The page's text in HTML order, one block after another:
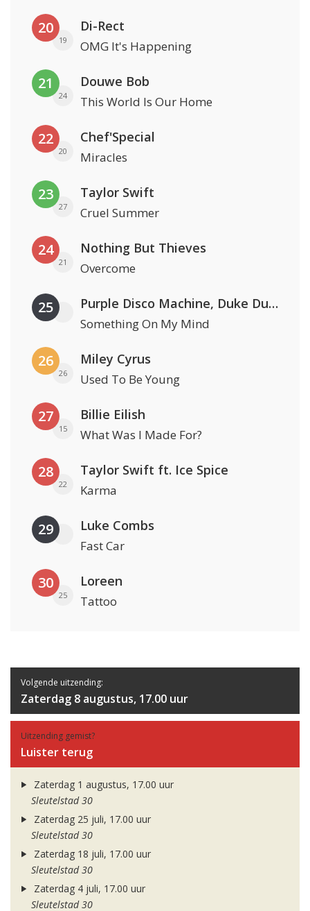
20
19
Di-Rect
OMG It's Happening
21
24
Douwe Bob
This World Is Our Home
22
20
Chef'Special
Miracles
23
27
Taylor Swift
Cruel Summer
24
21
Nothing But Thieves
Overcome
25 Purple Disco Machine, Duke Dumont & Nothing But Thieves
Something On My Mind
26
26
Miley Cyrus
Used To Be Young
27
15
Billie Eilish
What Was I Made For?
28
22
Taylor Swift ft. Ice Spice
Karma
29 Luke Combs
Fast Car
30
25
Loreen
Tattoo
Volgende uitzending:
Zaterdag 8 augustus, 17.00 uur
Uitzending gemist?
Luister terug
Zaterdag 1 augustus, 17.00 uur
Sleutelstad 30
Zaterdag 25 juli, 17.00 uur
Sleutelstad 30
Zaterdag 18 juli, 17.00 uur
Sleutelstad 30
Zaterdag 4 juli, 17.00 uur
Sleutelstad 30